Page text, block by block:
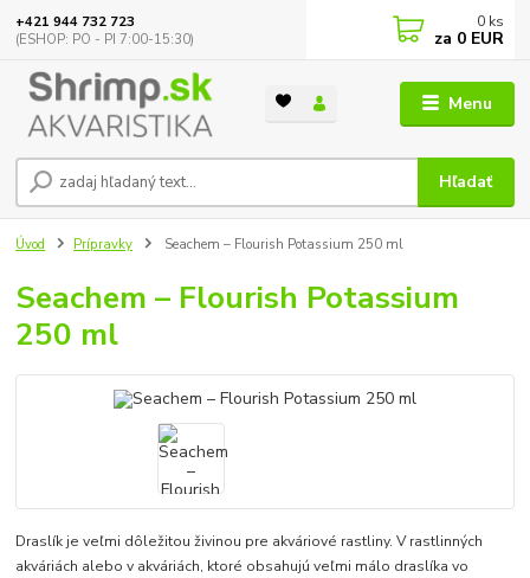
Menu
Hľadať
+421 944 732 723
(ESHOP: PO - PI 7:00-15:30)
0 ks
za 0 EUR
Úvod Prípravky Seachem – Flourish Potassium 250 ml
Seachem – Flourish Potassium
250 ml
Draslík je veľmi dôležitou živinou pre akváriové rastliny. V rastlinných
akváriách alebo v akváriách, ktoré obsahujú veľmi málo draslíka vo